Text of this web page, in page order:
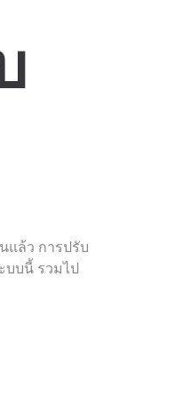
แล้ว การปรับ
บนี้ รวมไป